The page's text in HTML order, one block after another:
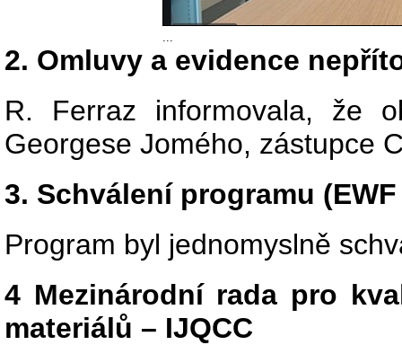
2. Omluvy a evidence
R. Ferraz informovala, že
Georgese Jomého, zástupce
3. Schválení programu (EWF
Program byl jednomyslně
4 Mezinárodní rada pro
materiálů – IJQCC